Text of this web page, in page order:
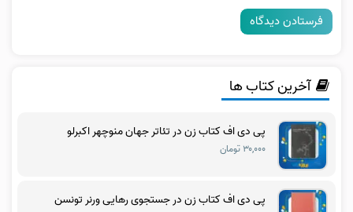
آخرین کتاب ها
پی دی اف کتاب زن در تئاتر جهان منوچهر اکبرلو
۳۰,۰۰۰ تومان
پی دی اف کتاب زن در جستجوی رهایی ورنر تونسن